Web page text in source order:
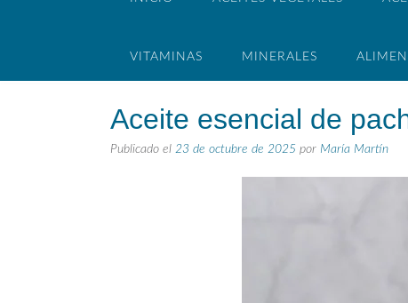
VITAMINAS MINERALES
Aceite esencial de
Publicado el 23 de octubre de 2025 por María Martín